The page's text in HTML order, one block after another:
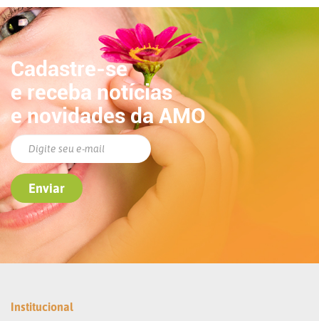
Cadastre-se
e receba notícias
e novidades da AMO
Institucional